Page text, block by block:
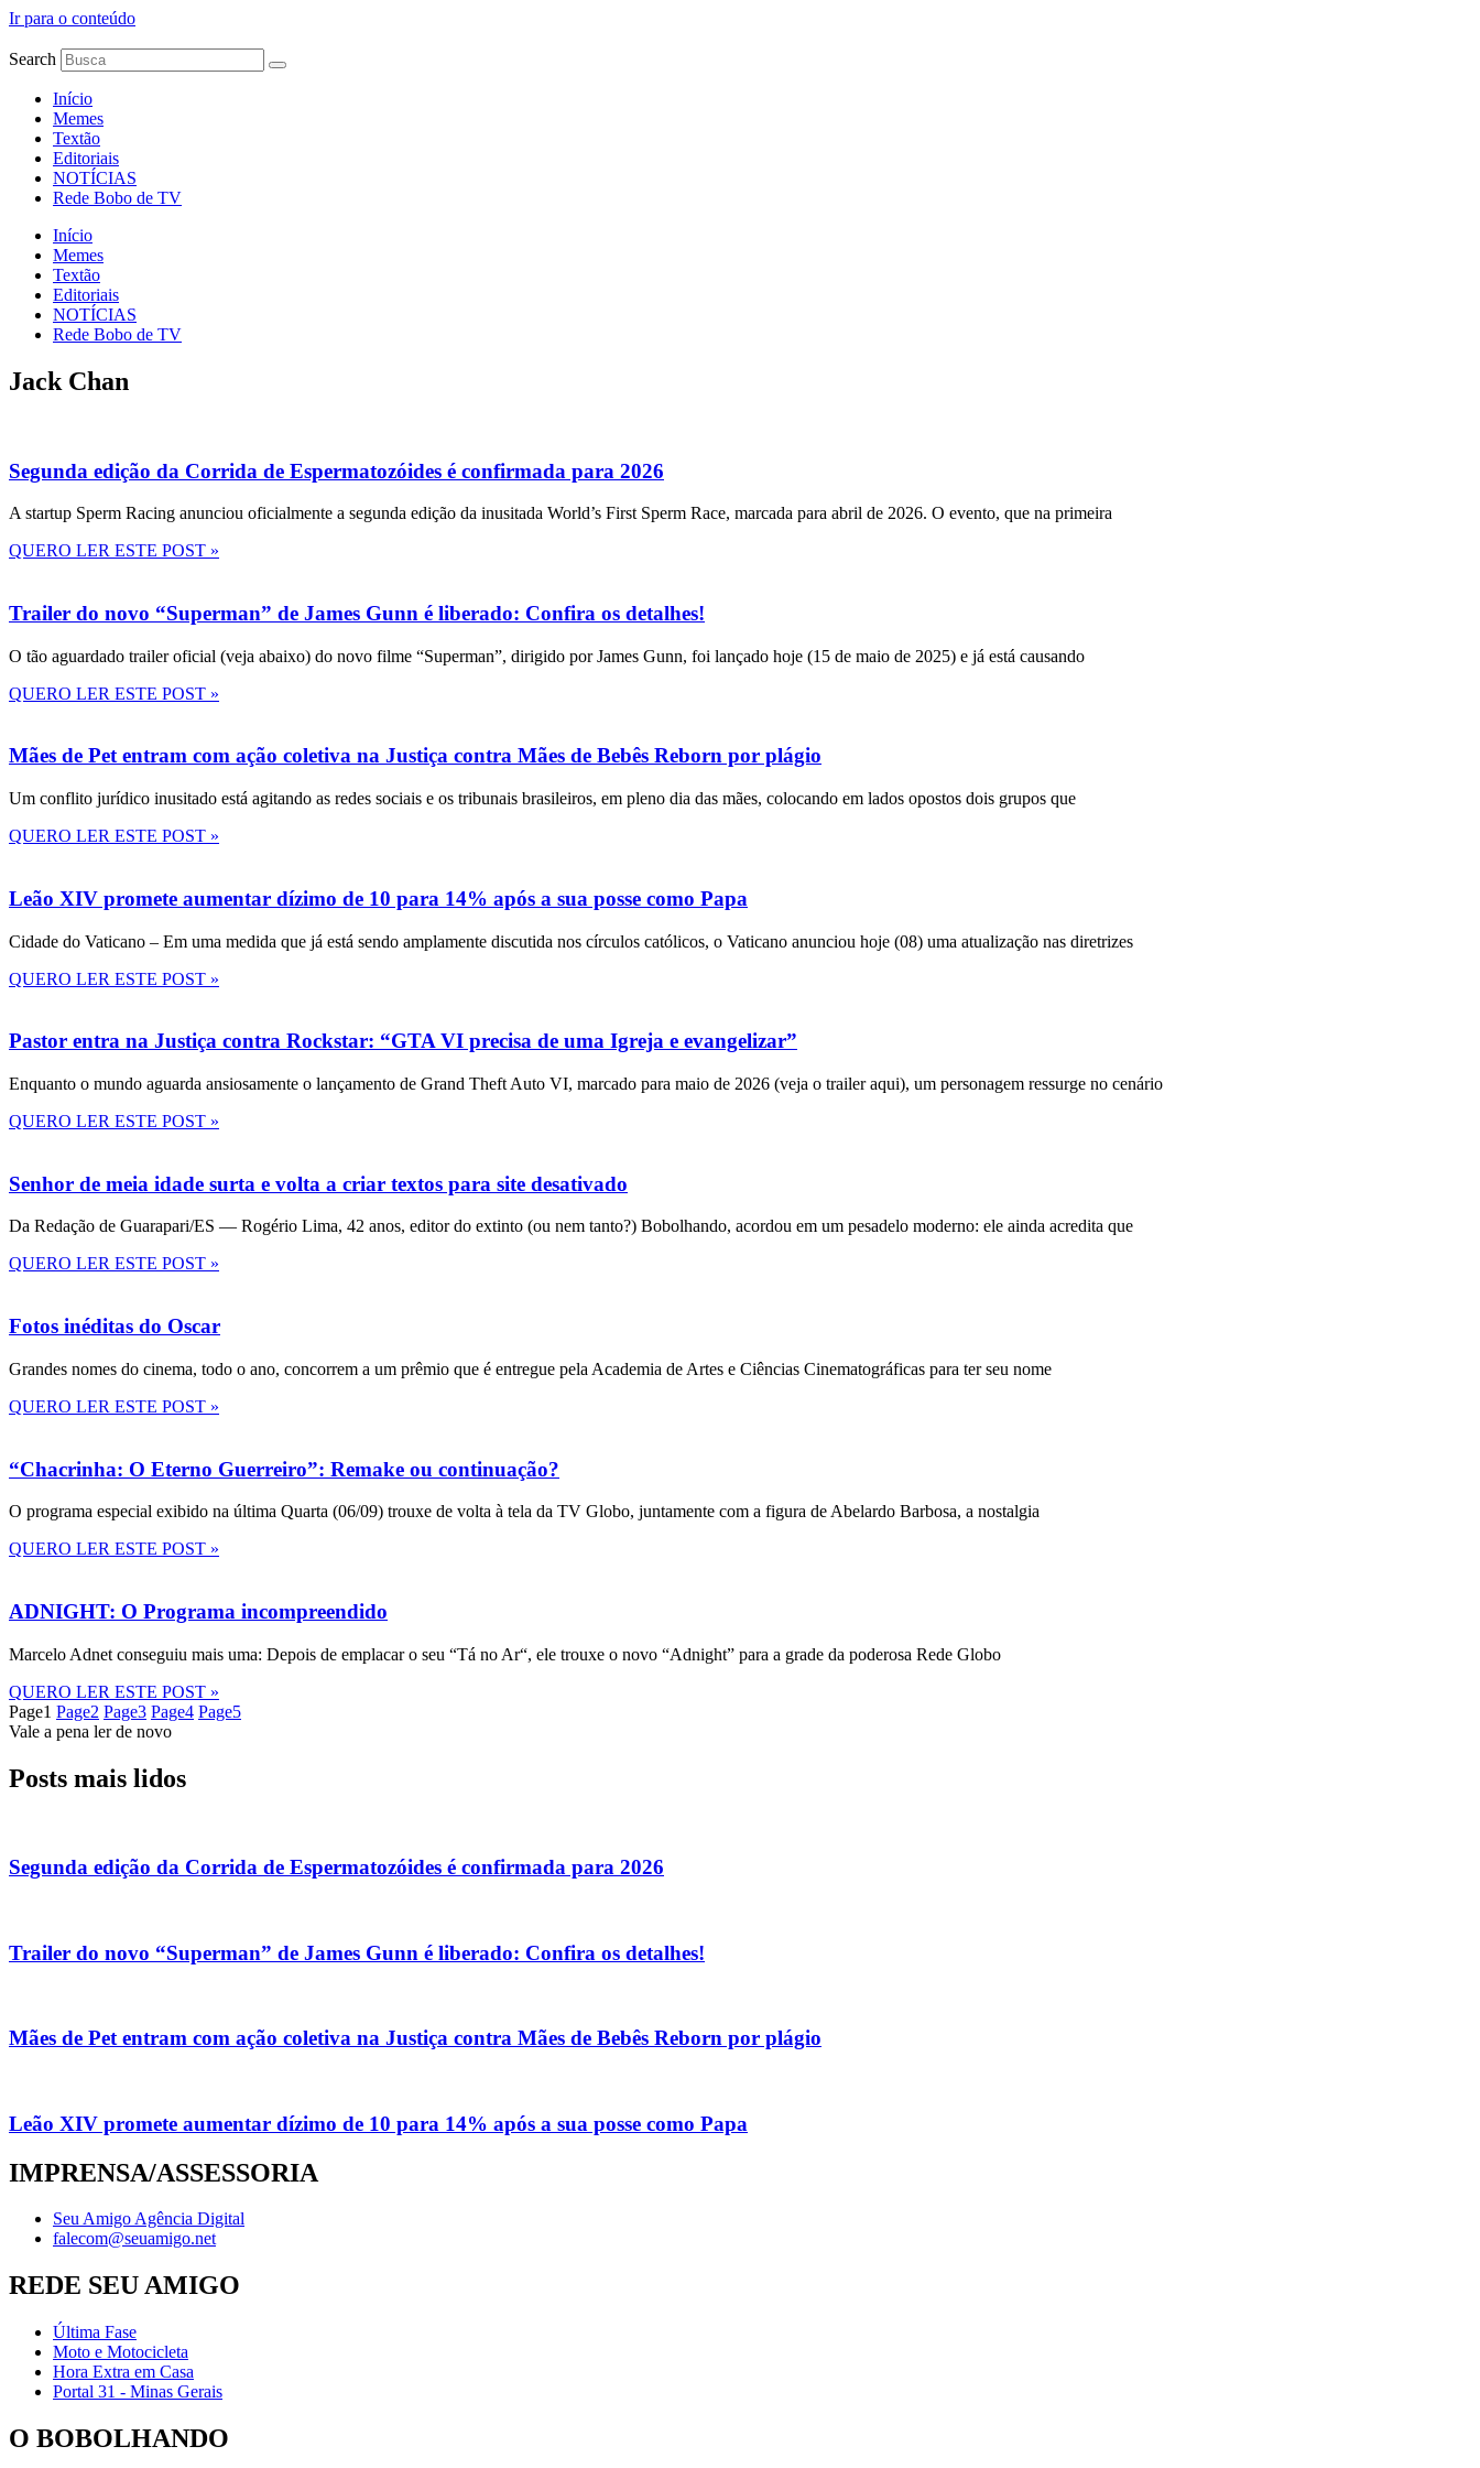
Ir para o conteúdo
Search
Início
Memes
Textão
Editoriais
NOTÍCIAS
Rede Bobo de TV
Início
Memes
Textão
Editoriais
NOTÍCIAS
Rede Bobo de TV
Jack Chan
Segunda edição da Corrida de Espermatozóides é confirmada para 2026
A startup Sperm Racing anunciou oficialmente a segunda edição da inusitada World’s First Sperm Race, marcada para abril de 2026. O evento, que na primeira
QUERO LER ESTE POST »
Trailer do novo “Superman” de James Gunn é liberado: Confira os detalhes!
O tão aguardado trailer oficial (veja abaixo) do novo filme “Superman”, dirigido por James Gunn, foi lançado hoje (15 de maio de 2025) e já está causando
QUERO LER ESTE POST »
Mães de Pet entram com ação coletiva na Justiça contra Mães de Bebês Reborn por plágio
Um conflito jurídico inusitado está agitando as redes sociais e os tribunais brasileiros, em pleno dia das mães, colocando em lados opostos dois grupos que
QUERO LER ESTE POST »
Leão XIV promete aumentar dízimo de 10 para 14% após a sua posse como Papa
Cidade do Vaticano – Em uma medida que já está sendo amplamente discutida nos círculos católicos, o Vaticano anunciou hoje (08) uma atualização nas diretrizes
QUERO LER ESTE POST »
Pastor entra na Justiça contra Rockstar: “GTA VI precisa de uma Igreja e evangelizar”
Enquanto o mundo aguarda ansiosamente o lançamento de Grand Theft Auto VI, marcado para maio de 2026 (veja o trailer aqui), um personagem ressurge no cenário
QUERO LER ESTE POST »
Senhor de meia idade surta e volta a criar textos para site desativado
Da Redação de Guarapari/ES — Rogério Lima, 42 anos, editor do extinto (ou nem tanto?) Bobolhando, acordou em um pesadelo moderno: ele ainda acredita que
QUERO LER ESTE POST »
Fotos inéditas do Oscar
Grandes nomes do cinema, todo o ano, concorrem a um prêmio que é entregue pela Academia de Artes e Ciências Cinematográficas para ter seu nome
QUERO LER ESTE POST »
“Chacrinha: O Eterno Guerreiro”: Remake ou continuação?
O programa especial exibido na última Quarta (06/09) trouxe de volta à tela da TV Globo, juntamente com a figura de Abelardo Barbosa, a nostalgia
QUERO LER ESTE POST »
ADNIGHT: O Programa incompreendido
Marcelo Adnet conseguiu mais uma: Depois de emplacar o seu “Tá no Ar“, ele trouxe o novo “Adnight” para a grade da poderosa Rede Globo
QUERO LER ESTE POST »
Page1 Page2 Page3 Page4 Page5
Vale a pena ler de novo
Posts mais lidos
Segunda edição da Corrida de Espermatozóides é confirmada para 2026
Trailer do novo “Superman” de James Gunn é liberado: Confira os detalhes!
Mães de Pet entram com ação coletiva na Justiça contra Mães de Bebês Reborn por plágio
Leão XIV promete aumentar dízimo de 10 para 14% após a sua posse como Papa
IMPRENSA/ASSESSORIA
Seu Amigo Agência Digital
falecom@seuamigo.net
REDE SEU AMIGO
Última Fase
Moto e Motocicleta
Hora Extra em Casa
Portal 31 - Minas Gerais
O BOBOLHANDO